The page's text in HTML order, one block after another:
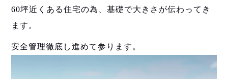
60坪近くある住宅の為、基礎で大きさが伝わってき
ます。
安全管理徹底し進めて参ります。